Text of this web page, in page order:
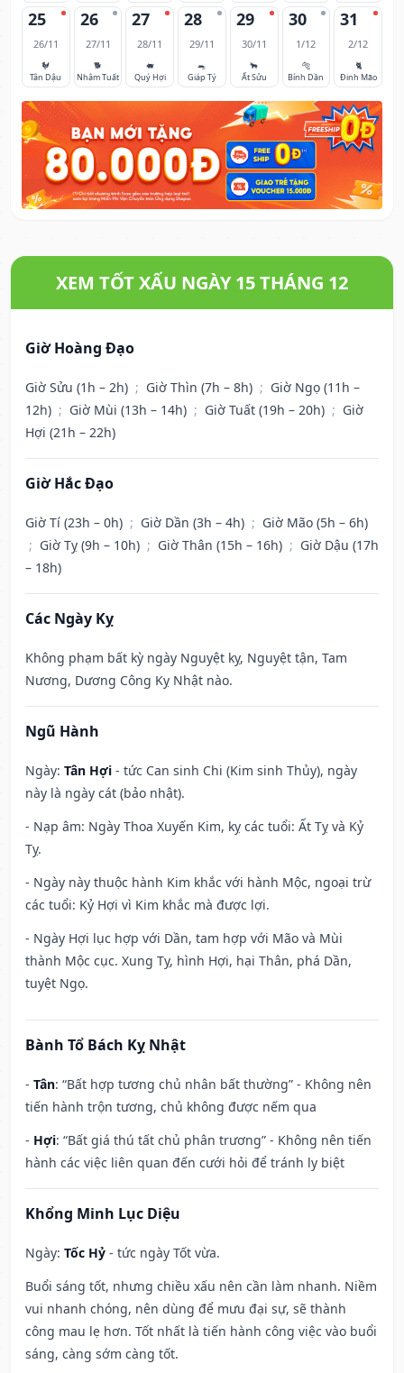
25
26/11
🐓
Tân Dậu
26
27/11
🐕
Nhâm Tuất
27
28/11
🐖
Quý Hợi
28
29/11
🐀
Giáp Tý
29
30/11
🐂
Ất Sửu
30
1/12
🐅
Bính Dần
31
2/12
🐈
Đinh Mão
XEM TỐT XẤU NGÀY 15 THÁNG 12
Giờ Hoàng Đạo
Giờ Sửu (1h – 2h) ; Giờ Thìn (7h – 8h) ; Giờ Ngọ (11h –
12h) ; Giờ Mùi (13h – 14h) ; Giờ Tuất (19h – 20h) ; Giờ
Hợi (21h – 22h)
Giờ Hắc Đạo
Giờ Tí (23h – 0h) ; Giờ Dần (3h – 4h) ; Giờ Mão (5h – 6h)
; Giờ Tỵ (9h – 10h) ; Giờ Thân (15h – 16h) ; Giờ Dậu (17h
– 18h)
Các Ngày Kỵ
Không phạm bất kỳ ngày Nguyệt kỵ, Nguyệt tận, Tam
Nương, Dương Công Kỵ Nhật nào.
Ngũ Hành
Ngày: Tân Hợi - tức Can sinh Chi (Kim sinh Thủy), ngày
này là ngày cát (bảo nhật).
- Nạp âm: Ngày Thoa Xuyến Kim, kỵ các tuổi: Ất Tỵ và Kỷ
Tỵ.
- Ngày này thuộc hành Kim khắc với hành Mộc, ngoại trừ
các tuổi: Kỷ Hợi vì Kim khắc mà được lợi.
- Ngày Hợi lục hợp với Dần, tam hợp với Mão và Mùi
thành Mộc cục. Xung Tỵ, hình Hợi, hại Thân, phá Dần,
tuyệt Ngọ.
Bành Tổ Bách Kỵ Nhật
- Tân: “Bất hợp tương chủ nhân bất thường” - Không nên
tiến hành trộn tương, chủ không được nếm qua
- Hợi: “Bất giá thú tất chủ phân trương” - Không nên tiến
hành các việc liên quan đến cưới hỏi để tránh ly biệt
Khổng Minh Lục Diệu
Ngày: Tốc Hỷ - tức ngày Tốt vừa.
Buổi sáng tốt, nhưng chiều xấu nên cần làm nhanh. Niềm
vui nhanh chóng, nên dùng để mưu đại sự, sẽ thành
công mau lẹ hơn. Tốt nhất là tiến hành công việc vào buổi
sáng, càng sớm càng tốt.